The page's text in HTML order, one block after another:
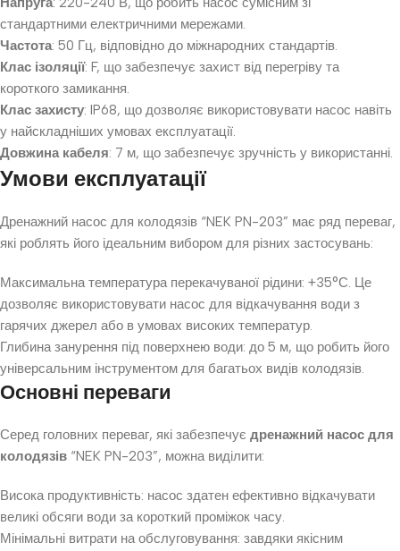
стандартними електричними мережами.
Частота: 50 Гц, відповідно до міжнародних стандартів.
Клас ізоляції: F, що забезпечує захист від перегріву та
короткого замикання.
Клас захисту: IP68, що дозволяє використовувати насос навіть
у найскладніших умовах експлуатації.
Довжина кабеля: 7 м, що забезпечує зручність у використанні.
Умови експлуатації
Дренажний насос для колодязів “NEK PN-203” має ряд переваг,
які роблять його ідеальним вибором для різних застосувань:
Максимальна температура перекачуваної рідини: +35°С. Це
дозволяє використовувати насос для відкачування води з
гарячих джерел або в умовах високих температур.
Глибина занурення під поверхнею води: до 5 м, що робить його
універсальним інструментом для багатьох видів колодязів.
Основні переваги
Серед головних переваг, які забезпечує дренажний насос для
колодязів “NEK PN-203”, можна виділити:
Висока продуктивність: насос здатен ефективно відкачувати
великі обсяги води за короткий проміжок часу.
Мінімальні витрати на обслуговування: завдяки якісним